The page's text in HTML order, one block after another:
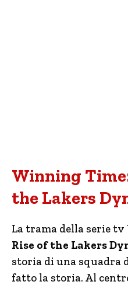
Winning
the Lakers
La trama della serie tv
Rise of the Lakers
storia di una squadra
fatto la storia. Al